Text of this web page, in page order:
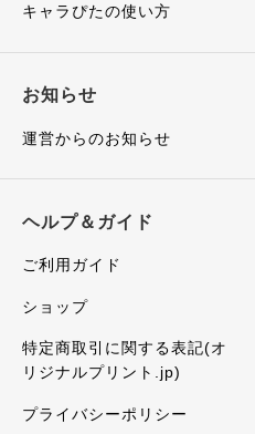
キャラぴたの使い方
お知らせ
運営からのお知らせ
ヘルプ＆ガイド
ご利用ガイド
ショップ
特定商取引に関する表記(オ
リジナルプリント.jp)
プライバシーポリシー